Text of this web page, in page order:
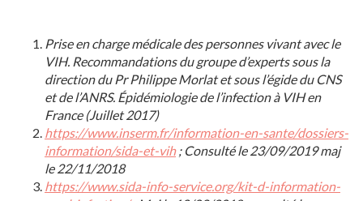
Prise en charge médicale des personnes vivant avec le
VIH. Recommandations du groupe d’experts sous la
direction du Pr Philippe Morlat et sous l’égide du CNS
et de l’ANRS. Épidémiologie de l’infection à VIH en
France (Juillet 2017)
https://www.inserm.fr/information-en-sante/dossiers-
information/sida-et-vih; Consulté le 23/09/2019 maj
le 22/11/2018
https://www.sida-info-service.org/kit-d-information-